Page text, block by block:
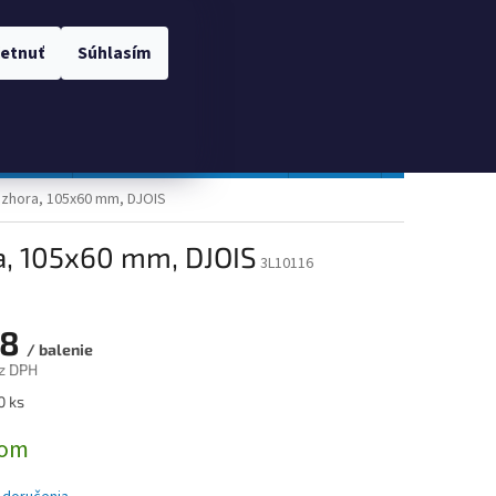
Súhlasím
105x60 mm, DJOIS
mm, DJOIS 3L10116
/ balenie
DPH
ks